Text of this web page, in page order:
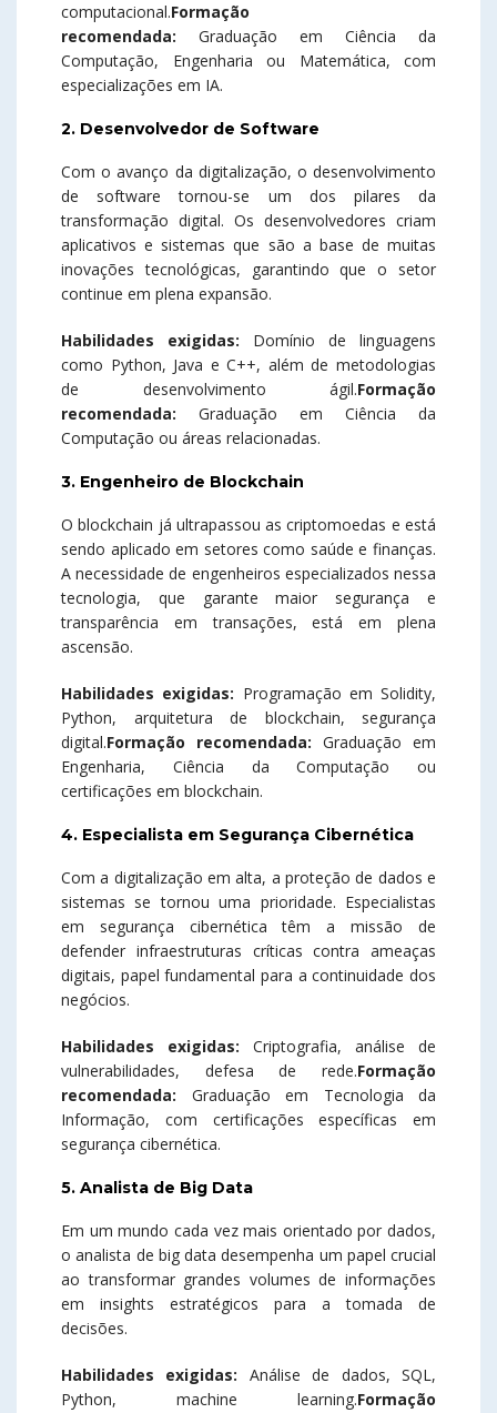
computacional.Formação
recomendada: Graduação em Ciência da
Computação, Engenharia ou Matemática, com
especializações em IA.
2. Desenvolvedor de Software
Com o avanço da digitalização, o desenvolvimento
de software tornou-se um dos pilares da
transformação digital. Os desenvolvedores criam
aplicativos e sistemas que são a base de muitas
inovações tecnológicas, garantindo que o setor
continue em plena expansão.
Habilidades exigidas: Domínio de linguagens
como Python, Java e C++, além de metodologias
de desenvolvimento ágil.Formação
recomendada: Graduação em Ciência da
Computação ou áreas relacionadas.
3. Engenheiro de Blockchain
O blockchain já ultrapassou as criptomoedas e está
sendo aplicado em setores como saúde e finanças.
A necessidade de engenheiros especializados nessa
tecnologia, que garante maior segurança e
transparência em transações, está em plena
ascensão.
Habilidades exigidas: Programação em Solidity,
Python, arquitetura de blockchain, segurança
digital.Formação recomendada: Graduação em
Engenharia, Ciência da Computação ou
certificações em blockchain.
4. Especialista em Segurança Cibernética
Com a digitalização em alta, a proteção de dados e
sistemas se tornou uma prioridade. Especialistas
em segurança cibernética têm a missão de
defender infraestruturas críticas contra ameaças
digitais, papel fundamental para a continuidade dos
negócios.
Habilidades exigidas: Criptografia, análise de
vulnerabilidades, defesa de rede.Formação
recomendada: Graduação em Tecnologia da
Informação, com certificações específicas em
segurança cibernética.
5. Analista de Big Data
Em um mundo cada vez mais orientado por dados,
o analista de big data desempenha um papel crucial
ao transformar grandes volumes de informações
em insights estratégicos para a tomada de
decisões.
Habilidades exigidas: Análise de dados, SQL,
Python, machine learning.Formação